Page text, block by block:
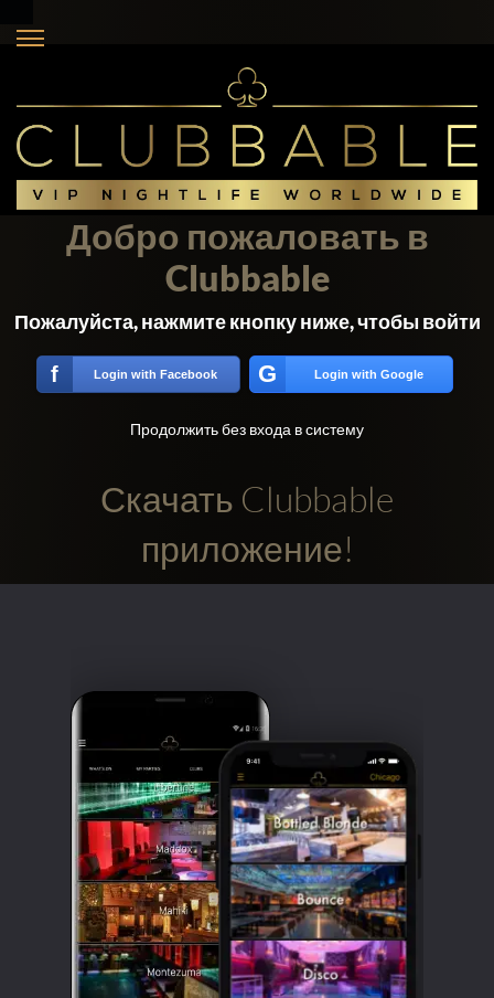
аккаунты
соцсетях:
Добро пожаловать в
Clubbable
Пожалуйста, нажмите кнопку ниже, чтобы войти
f Login with Facebook G Login with Google
Продолжить без входа в систему
Скачать Clubbable
приложение!